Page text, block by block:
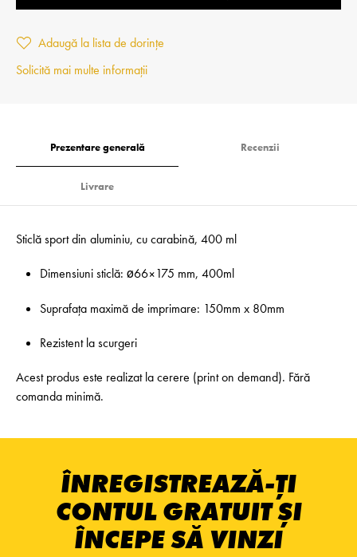
Adaugă la lista de dorințe
Solicită mai multe informații
Prezentare generală Recenzii
Livrare
Sticlă sport din aluminiu, cu carabină, 400 ml
Dimensiuni sticlă: ø66×175 mm, 400ml
Suprafața maximă de imprimare: 150mm x 80mm
Rezistent la scurgeri
Acest produs este realizat la cerere (print on demand). Fără
comanda minimă.
ÎNREGISTREAZĂ-ȚI
CONTUL GRATUIT ȘI
ÎNCEPE SĂ VINZI